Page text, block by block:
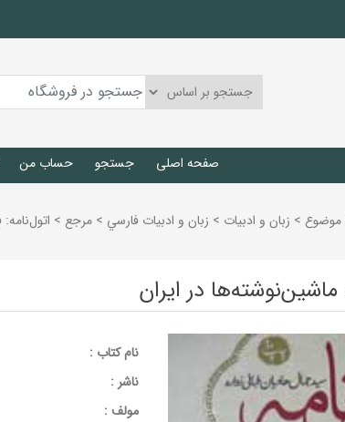
صفحه اصلی جستجو حساب من
موضوع > زبان و ادبيات > زبان و ادبيات فارسي > مرجع >
در ایران
نام کتاب :
ناشر :
مولف :